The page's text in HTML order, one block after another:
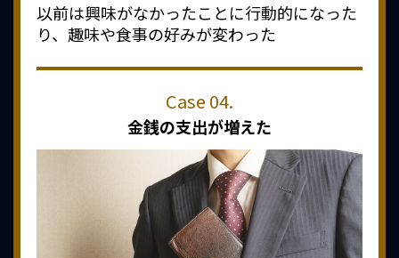
以前は興味がなかったことに行動的になった
り、趣味や食事の好みが変わった
金銭の支出が増えた